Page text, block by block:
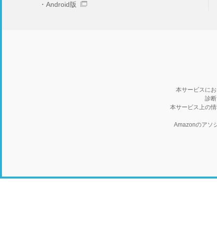
Android版
本サービスに
診
本サービス上の
Amazonのアソ